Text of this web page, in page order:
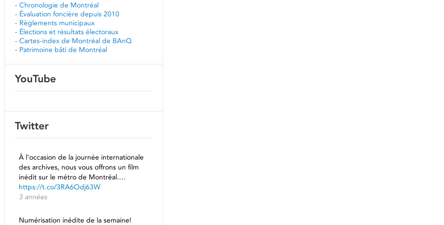
- Chronologie de Montréal
- Évaluation foncière depuis 2010
- Règlements municipaux
- Élections et résultats électoraux
- Cartes-index de Montréal de BAnQ
- Patrimoine bâti de Montréal
YouTube
Twitter
À l'occasion de la journée internationale
des archives, nous vous offrons un film
inédit sur le métro de Montréal.…
https://t.co/3RA6Odj63W
3 années
Numérisation inédite de la semaine!